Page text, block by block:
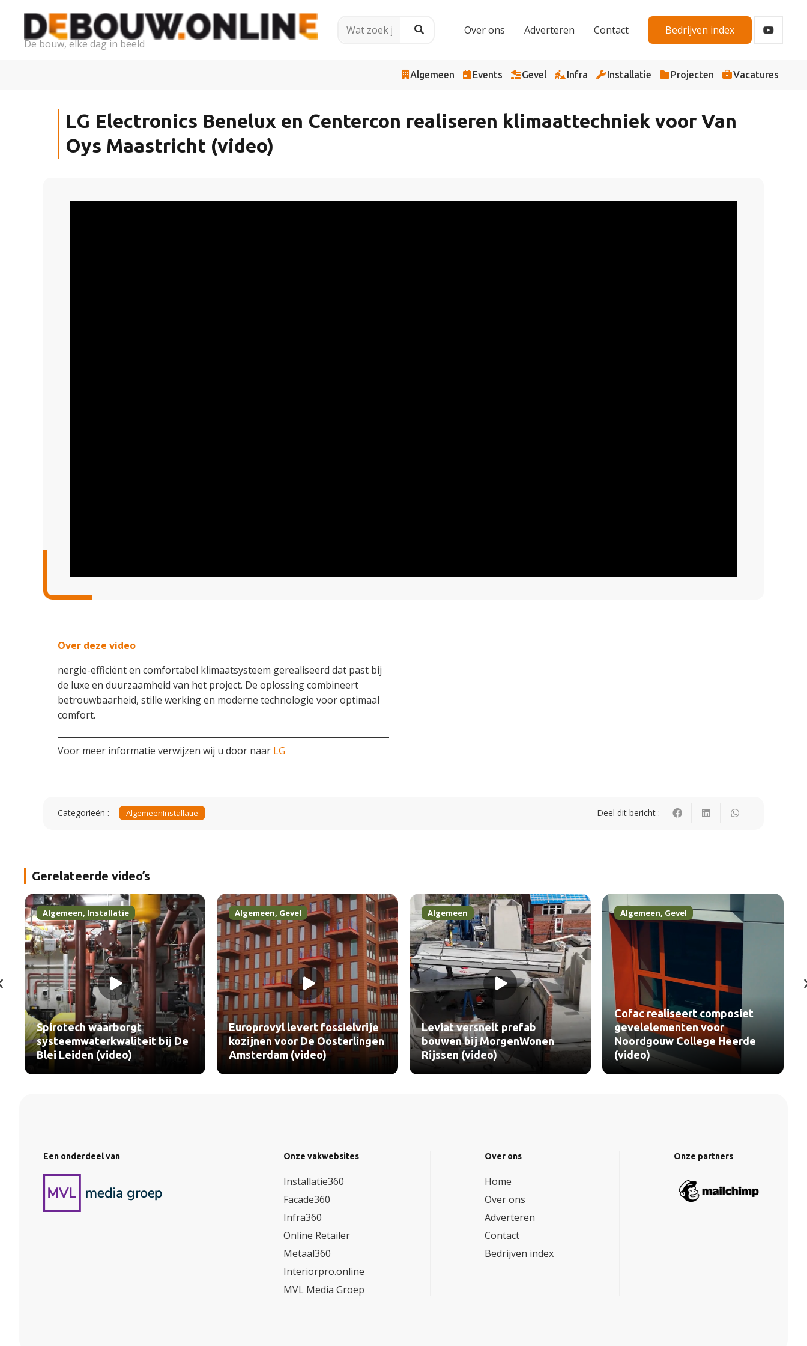
De bouw, elke dag in beeld
Over ons Adverteren Contact Bedrijven index
Algemeen Events Gevel Infra Installatie Projecten Vacatures
LG Electronics Benelux en Centercon realiseren klimaattechniek voor Van
Oys Maastricht (video)
Over deze video
nergie-efficiënt en comfortabel klimaatsysteem gerealiseerd dat past bij
de luxe en duurzaamheid van het project. De oplossing combineert
betrouwbaarheid, stille werking en moderne technologie voor optimaal
comfort.
Voor meer informatie verwijzen wij u door naar LG
Categorieën : AlgemeenInstallatie Deel dit bericht :
Gerelateerde video’s
Algemeen, Installatie
Spirotech waarborgt
systeemwaterkwaliteit bij De
Blei Leiden (video)
Algemeen, Gevel
Europrovyl levert fossielvrije
kozijnen voor De Oosterlingen
Amsterdam (video)
Algemeen
Leviat versnelt prefab
bouwen bij MorgenWonen
Rijssen (video)
Algemeen, Gevel
Cofac realiseert composiet
gevelelementen voor
Noordgouw College Heerde
(video)
Een onderdeel van Onze vakwebsites
Installatie360
Facade360
Infra360
Online Retailer
Metaal360
Interiorpro.online
MVL Media Groep
Over ons
Home
Over ons
Adverteren
Contact
Bedrijven index
Onze partners